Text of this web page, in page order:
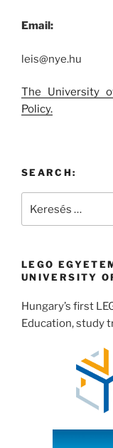
Email:
leis@nye.hu
The University
Policy.
SEARCH:
LEGO
UNIVERSITY
Hungary’s first
Education, study